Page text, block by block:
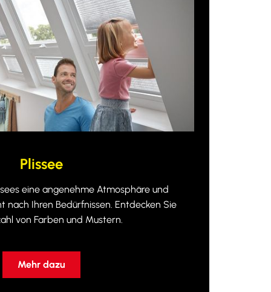
Plissee
eine angenehme Atmosphäre und
nach Ihren Bedürfnissen. Entdecken Sie
von Farben und Mustern.
Mehr dazu